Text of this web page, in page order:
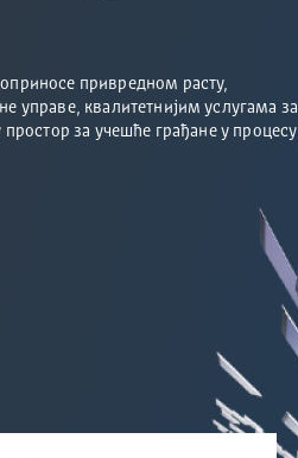
привредном расту,
управе, квалитетнијим услугама за
простор за учешће грађане у процесу